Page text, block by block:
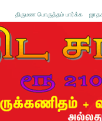
திருமண பொருத்தம் பார்க்க